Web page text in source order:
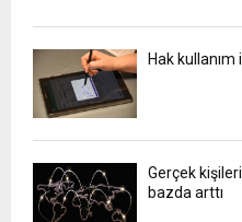
Hak
Gerçek
bazda arttı